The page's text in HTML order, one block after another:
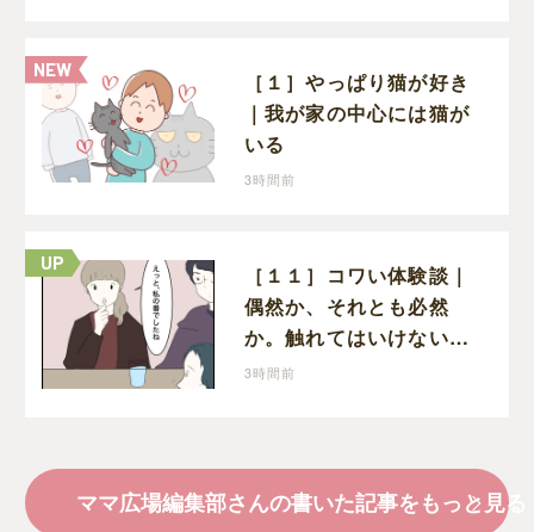
［１］やっぱり猫が好き
｜我が家の中心には猫が
いる
3時間前
［１１］コワい体験談｜
偶然か、それとも必然
か。触れてはいけない５
つ目の水を前にコワい話
3時間前
ママ広場編集部さんの書いた記事をもっと見る